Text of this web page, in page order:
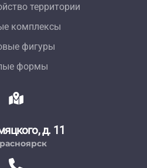
территории
комплексы
фигуры
формы
д. 11